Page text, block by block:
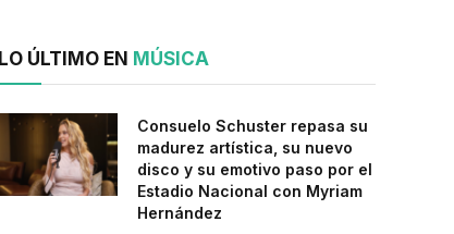
LO ÚLTIMO EN MÚSICA
Consuelo Schuster repasa su
madurez artística, su nuevo
disco y su emotivo paso por el
Estadio Nacional con Myriam
Hernández